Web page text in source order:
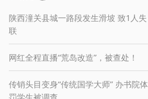
陕西潼关县城一路段发生滑坡 致1人失
联
网红全程直播“荒岛改造”，被查处！
传销头目变身“传统国学大师” 办书院体